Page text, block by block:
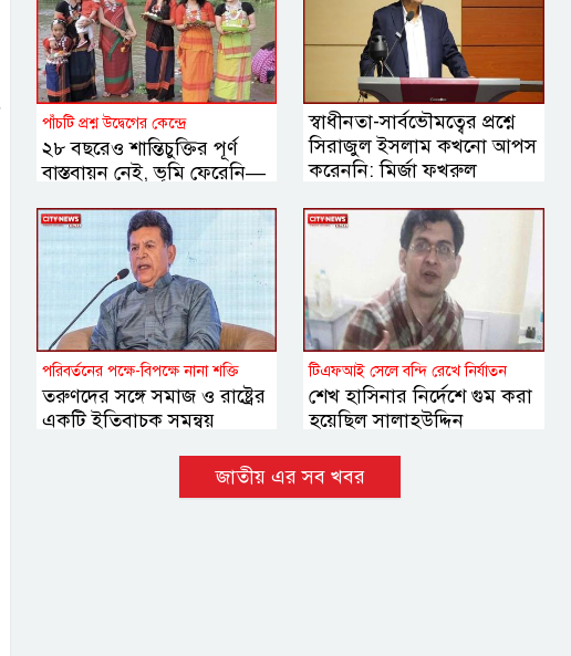
পাঁচটি প্রশ্ন উদ্বেগের কেন্দ্রে
২৮ বছরেও শান্তিচুক্তির পূর্ণ
বাস্তবায়ন নেই, ভূমি ফেরেনি—
স্বাধীনতা-সার্বভৌমত্বের প্রশ্নে
সিরাজুল ইসলাম কখনো আপস
করেননি: মির্জা ফখরুল
পরিবর্তনের পক্ষে-বিপক্ষে নানা শক্তি
তরুণদের সঙ্গে সমাজ ও রাষ্ট্রের
একটি ইতিবাচক সমন্বয়
টিএফআই সেলে বন্দি রেখে নির্যাতন
শেখ হাসিনার নির্দেশে গুম করা
হয়েছিল সালাহউদ্দিন
জাতীয় এর সব খবর